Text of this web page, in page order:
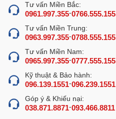
Tư vấn Miền Bắc:
0961.997.355-0766.555.155
Tư vấn Miền Trung:
0963.997.355-0788.555.155
Tư vấn Miền Nam:
0965.997.355-0777.555.155
Kỹ thuật & Bảo hành:
096.139.1551-096.239.1551
Góp ý & Khiếu nại:
038.871.8871-093.466.8811